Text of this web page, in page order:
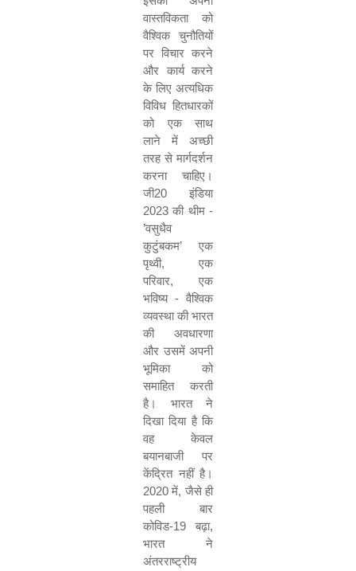
वास्तविकता को
वैश्विक चुनौतियों
पर विचार करने
और कार्य करने
के लिए अत्यधिक
विविध हितधारकों
को एक साथ
लाने में अच्छी
तरह से मार्गदर्शन
करना चाहिए।
जी20 इंडिया
2023 की थीम -
’वसुधैव
कुटुंबकम’ एक
पृथ्वी, एक
परिवार, एक
भविष्य - वैश्विक
व्यवस्था की भारत
की अवधारणा
और उसमें अपनी
भूमिका को
समाहित करती
है। भारत ने
दिखा दिया है कि
वह केवल
बयानबाजी पर
केंद्रित नहीं है।
2020 में, जैसे ही
पहली बार
कोविड-19 बढ़ा,
भारत ने
अंतरराष्ट्रीय